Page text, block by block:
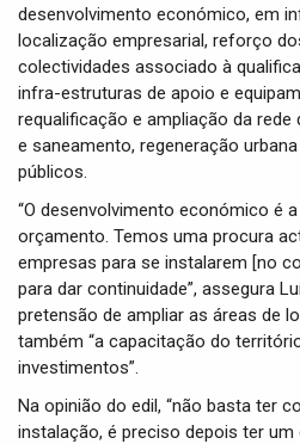
desenvolvimento económico, em
localização empresarial, reforço
colectividades associado à
infra-estruturas de apoio e
requalificação e ampliação da
e saneamento, regeneração
públicos.
“O desenvolvimento económico é
orçamento. Temos uma procura
empresas para se instalarem [no
para dar continuidade”, assegura
pretensão de ampliar as áreas de
também “a capacitação do
investimentos”.
Na opinião do edil, “não basta ter
instalação, é preciso depois ter